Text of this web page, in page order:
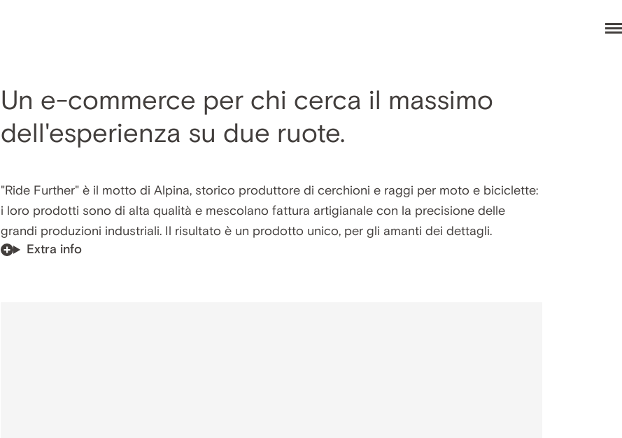
Un e-commerce per chi cerca il massimo
dell'esperienza su due ruote.
"Ride Further" è il motto di Alpina, storico produttore di cerchioni e raggi per moto e biciclette:
i loro prodotti sono di alta qualità e mescolano fattura artigianale con la precisione delle
grandi produzioni industriali. Il risultato è un prodotto unico, per gli amanti dei dettagli.
Extra info